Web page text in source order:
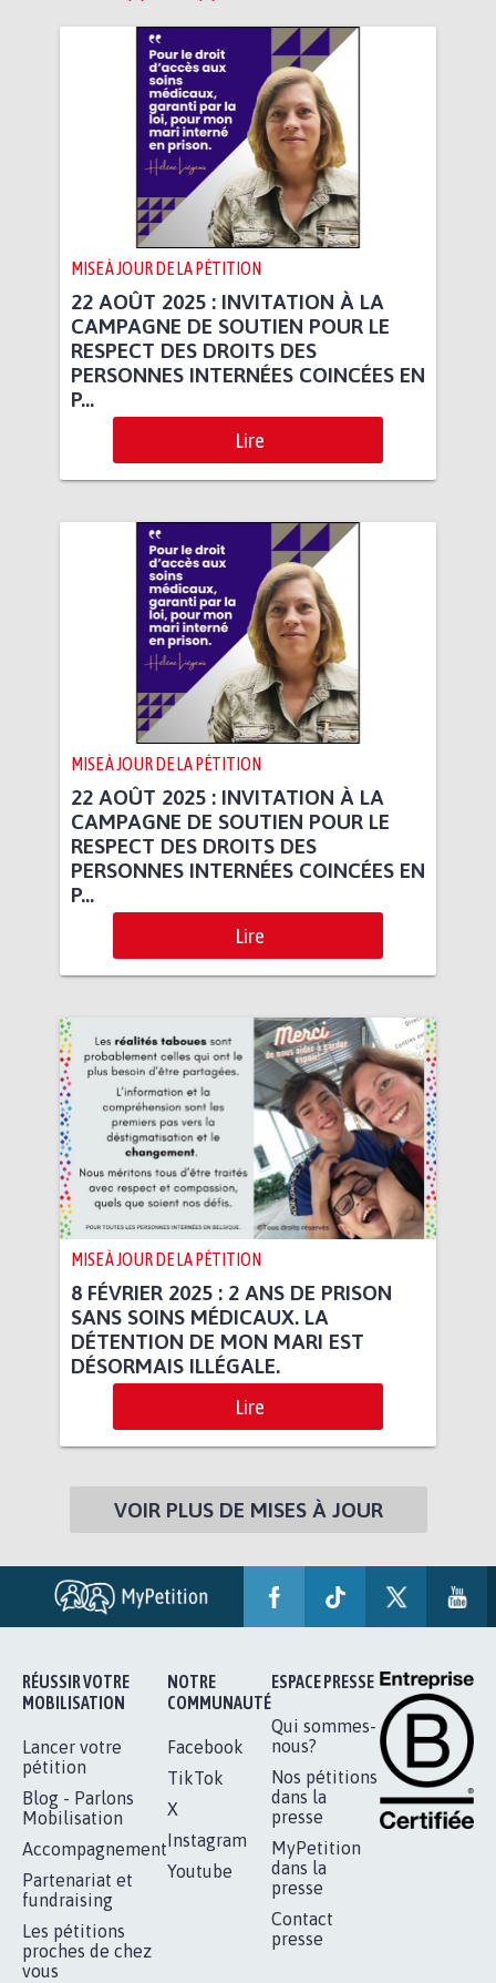
MISE À JOUR DE LA PÉTITION
22 AOÛT 2025 : INVITATION À LA
CAMPAGNE DE SOUTIEN POUR LE
RESPECT DES DROITS DES
PERSONNES INTERNÉES COINCÉES EN
P...
Lire
MISE À JOUR DE LA PÉTITION
22 AOÛT 2025 : INVITATION À LA
CAMPAGNE DE SOUTIEN POUR LE
RESPECT DES DROITS DES
PERSONNES INTERNÉES COINCÉES EN
P...
Lire
MISE À JOUR DE LA PÉTITION
8 FÉVRIER 2025 : 2 ANS DE PRISON
SANS SOINS MÉDICAUX. LA
DÉTENTION DE MON MARI EST
DÉSORMAIS ILLÉGALE.
Lire
VOIR PLUS DE MISES À JOUR
RÉUSSIR VOTRE
MOBILISATION
Lancer votre
pétition
Blog - Parlons
Mobilisation
Accompagnement
Partenariat et
fundraising
Les pétitions
proches de chez
vous
NOTRE
COMMUNAUTÉ
Facebook
TikTok
X
Instagram
Youtube
ESPACE PRESSE
Qui sommes-
nous?
Nos pétitions
dans la
presse
MyPetition
dans la
presse
Contact
presse